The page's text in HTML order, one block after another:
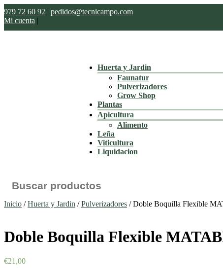
979 72 60 92 | pedidos@tecnicampo.com
Mi cuenta |
Huerta y Jardin
Faunatur
Pulverizadores
Grow Shop
Plantas
Apicultura
Alimento
Leña
Viticultura
Liquidacion
Inicio /Huerta y Jardin /Pulverizadores / Doble Boquilla Flexible
Doble Boquilla Flexible
€21,00